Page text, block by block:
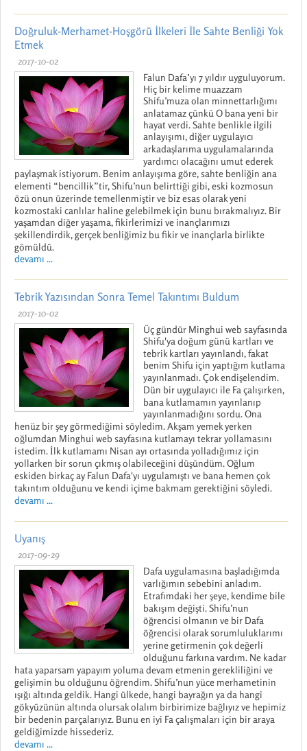
Doğruluk-Merhamet-Hoşgörü İlkeleri İle Sahte Benliği Yok
Etmek
2017-10-02
Falun Dafa’yı 7 yıldır uyguluyorum.
Hiç bir kelime muazzam
Shifu’muza olan minnettarlığımı
anlatamaz çünkü O bana yeni bir
hayat verdi. Sahte benlikle ilgili
anlayışımı, diğer uygulayıcı
arkadaşlarıma uygulamalarında
yardımcı olacağını umut ederek
paylaşmak istiyorum. Benim anlayışıma göre, sahte benliğin ana
elementi “bencillik”tir, Shifu’nun belirttiği gibi, eski kozmosun
özü onun üzerinde temellenmiştir ve biz esas olarak yeni
kozmostaki canlılar haline gelebilmek için bunu bırakmalıyız. Bir
yaşamdan diğer yaşama, fikirlerimizi ve inançlarımızı
şekillendirdik, gerçek benliğimiz bu fikir ve inançlarla birlikte
gömüldü.
devamı ...
Tebrik Yazısından Sonra Temel Takıntımı Buldum
2017-10-02
Üç gündür Minghui web sayfasında
Shifu'ya doğum günü kartları ve
tebrik kartları yayınlandı, fakat
benim Shifu için yaptığım kutlama
yayınlanmadı. Çok endişelendim.
Dün bir uygulayıcı ile Fa çalışırken,
bana kutlamamın yayınlanıp
yayınlanmadığını sordu. Ona
henüz bir şey görmediğimi söyledim. Akşam yemek yerken
oğlumdan Minghui web sayfasına kutlamayı tekrar yollamasını
istedim. İlk kutlamamı Nisan ayı ortasında yolladığımız için
yollarken bir sorun çıkmış olabileceğini düşündüm. Oğlum
eskiden birkaç ay Falun Dafa'yı uygulamıştı ve bana hemen çok
takıntım olduğunu ve kendi içime bakmam gerektiğini söyledi.
devamı ...
Uyanış
2017-09-29
Dafa uygulamasına başladığımda
varlığımın sebebini anladım.
Etrafımdaki her şeye, kendime bile
bakışım değişti. Shifu’nun
öğrencisi olmanın ve bir Dafa
öğrencisi olarak sorumluluklarımı
yerine getirmenin çok değerli
olduğunu farkına vardım. Ne kadar
hata yaparsam yapayım yoluma devam etmenin gerekliliğini ve
gelişimin bu olduğunu öğrendim. Shifu’nun yüce merhametinin
ışığı altında geldik. Hangi ülkede, hangi bayrağın ya da hangi
gökyüzünün altında olursak olalım birbirimize bağlıyız ve hepimiz
bir bedenin parçalarıyız. Bunu en iyi Fa çalışmaları için bir araya
geldiğimizde hissederiz.
devamı ...